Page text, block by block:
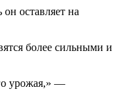
оставляет на
более сильными и
урожая,» —